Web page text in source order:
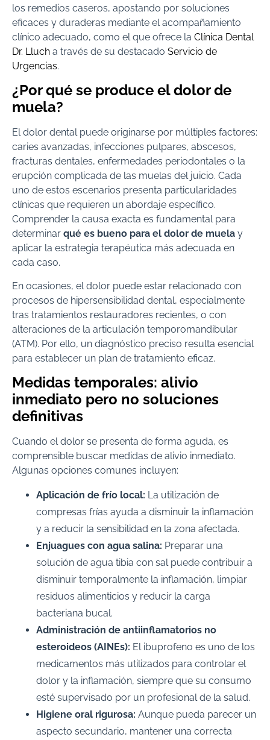
los remedios caseros, apostando por soluciones
eficaces y duraderas mediante el acompañamiento
clínico adecuado, como el que ofrece la Clínica Dental
Dr. Lluch a través de su destacado Servicio de
Urgencias.
¿Por qué se produce el dolor de
muela?
El dolor dental puede originarse por múltiples factores:
caries avanzadas, infecciones pulpares, abscesos,
fracturas dentales, enfermedades periodontales o la
erupción complicada de las muelas del juicio. Cada
uno de estos escenarios presenta particularidades
clínicas que requieren un abordaje específico.
Comprender la causa exacta es fundamental para
determinar qué es bueno para el dolor de muela y
aplicar la estrategia terapéutica más adecuada en
cada caso.
En ocasiones, el dolor puede estar relacionado con
procesos de hipersensibilidad dental, especialmente
tras tratamientos restauradores recientes, o con
alteraciones de la articulación temporomandibular
(ATM). Por ello, un diagnóstico preciso resulta esencial
para establecer un plan de tratamiento eficaz.
Medidas temporales: alivio
inmediato pero no soluciones
definitivas
Cuando el dolor se presenta de forma aguda, es
comprensible buscar medidas de alivio inmediato.
Algunas opciones comunes incluyen:
Aplicación de frío local: La utilización de
compresas frías ayuda a disminuir la inflamación
y a reducir la sensibilidad en la zona afectada.
Enjuagues con agua salina: Preparar una
solución de agua tibia con sal puede contribuir a
disminuir temporalmente la inflamación, limpiar
residuos alimenticios y reducir la carga
bacteriana bucal.
Administración de antiinflamatorios no
esteroideos (AINEs): El ibuprofeno es uno de los
medicamentos más utilizados para controlar el
dolor y la inflamación, siempre que su consumo
esté supervisado por un profesional de la salud.
Higiene oral rigurosa: Aunque pueda parecer un
aspecto secundario, mantener una correcta